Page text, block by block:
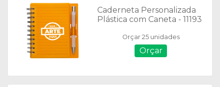
Caderneta Personalizada
Plástica com Caneta - 11193
Orçar 25 unidades
Orçar